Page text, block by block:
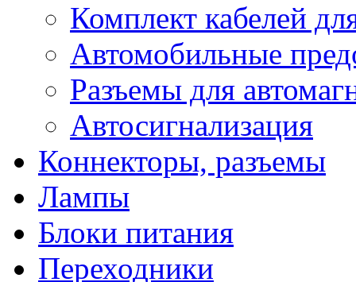
Комплект кабелей
Автомобильные
Разъемы для
Автосигнализация
Коннекторы, разъемы
Лампы
Блоки питания
Переходники